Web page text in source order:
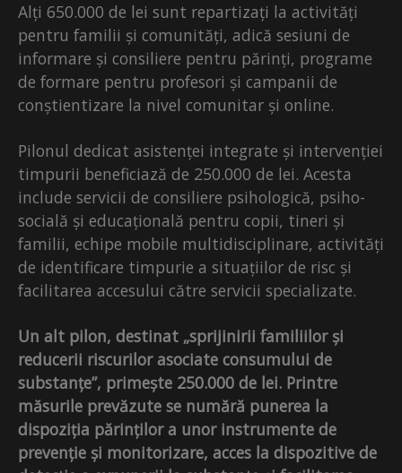
Alți 650.000 de lei sunt repartizați la activități
pentru familii și comunități, adică sesiuni de
informare și consiliere pentru părinți, programe
de formare pentru profesori și campanii de
conștientizare la nivel comunitar și online.
Pilonul dedicat asistenței integrate și intervenției
timpurii beneficiază de 250.000 de lei. Acesta
include servicii de consiliere psihologică, psiho-
socială și educațională pentru copii, tineri și
familii, echipe mobile multidisciplinare, activități
de identificare timpurie a situațiilor de risc și
facilitarea accesului către servicii specializate.
Un alt pilon, destinat „sprijinirii familiilor și
reducerii riscurilor asociate consumului de
substanțe”, primește 250.000 de lei. Printre
măsurile prevăzute se numără punerea la
dispoziția părinților a unor instrumente de
prevenție și monitorizare, acces la dispozitive de